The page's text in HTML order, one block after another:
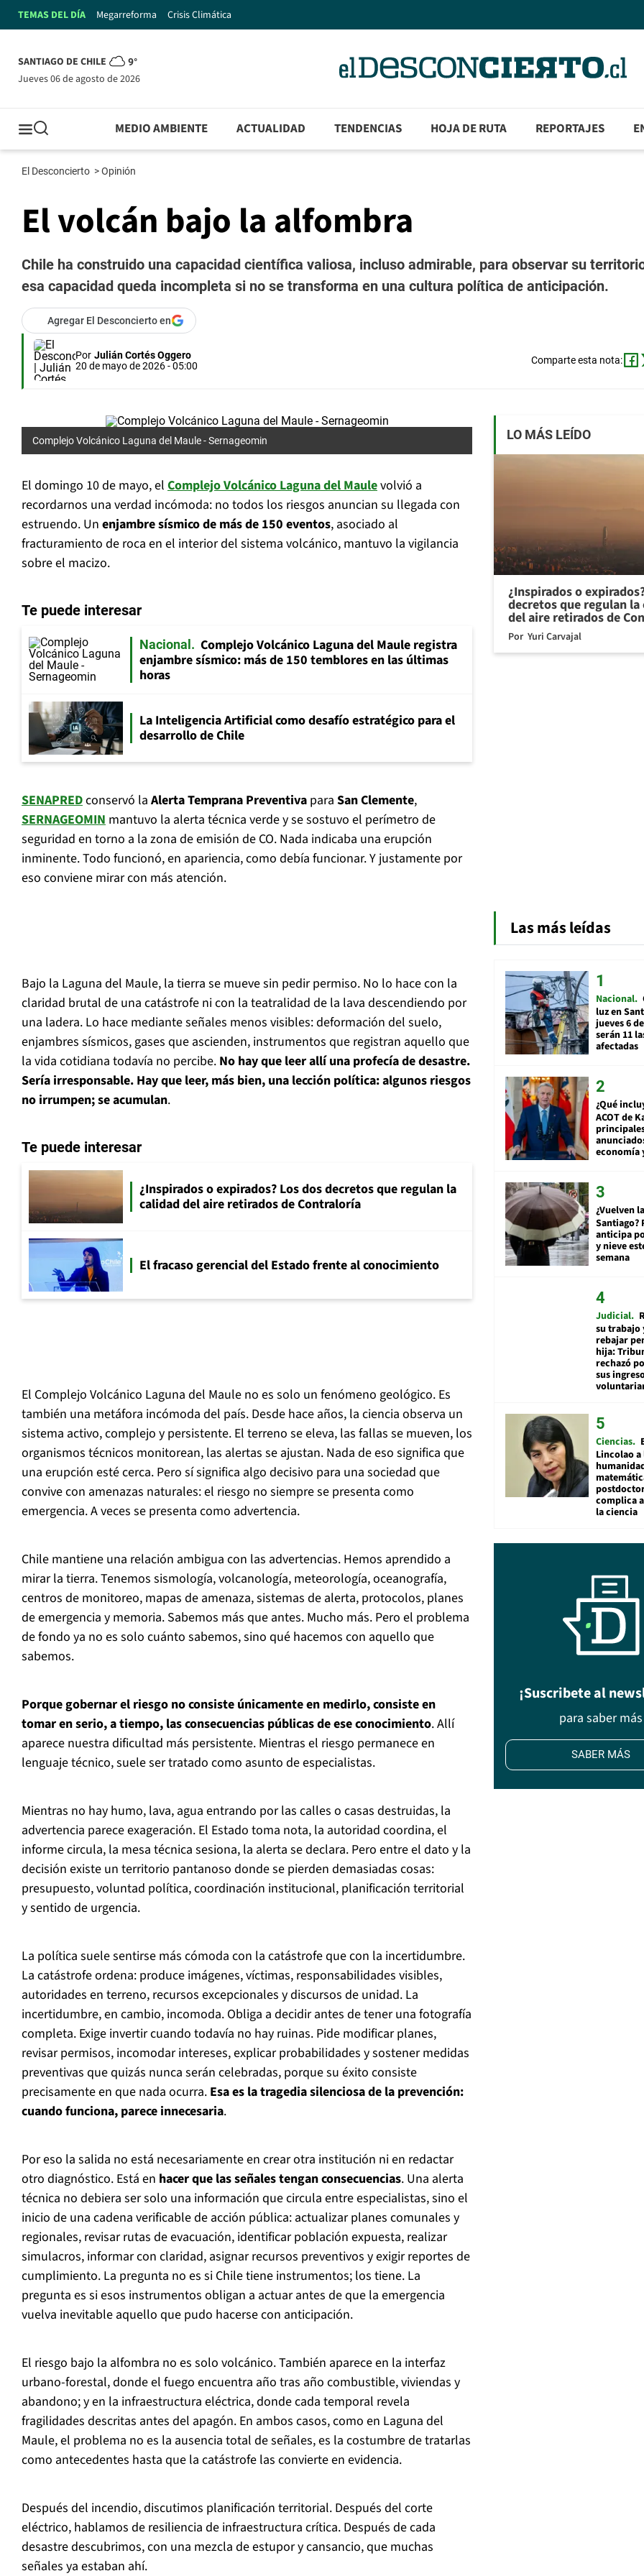
TEMAS DEL DÍA Megarreforma Crisis Climática
SANTIAGO DE CHILE 9°
jueves 06 de agosto de 2026
MEDIO AMBIENTE ACTUALIDAD TENDENCIAS HOJA DE RUTA REPORTAJES
El Desconcierto >Opinión
El volcán bajo la alfombra
Chile ha construido una capacidad científica valiosa, incluso admirable, para observar su
esa capacidad queda incompleta si no se transforma en una cultura política de anticipación.
Agregar El Desconcierto en
Por Julián Cortés Oggero
20 de mayo de 2026 - 05:00
Comparte esta nota:
Complejo Volcánico Laguna del Maule - Sernageomin
El domingo 10 de mayo, el Complejo Volcánico Laguna del Maulevolvió a
recordarnos una verdad incómoda: no todos los riesgos anuncian su llegada con
estruendo. Un enjambre sísmico de más de 150 eventos, asociado al
fracturamiento de roca en el interior del sistema volcánico, mantuvo la vigilancia
sobre el macizo.
Te puede interesar
Nacional
Complejo Volcánico Laguna del Maule registra
enjambre sísmico: más de 150 temblores en las últimas
horas
La Inteligencia Artificial como desafío estratégico para el
desarrollo de Chile
SENAPREDconservó la Alerta Temprana Preventiva para San Clemente,
SERNAGEOMIN mantuvo la alerta técnica verde y se sostuvo el perímetro de
seguridad en torno a la zona de emisión de CO. Nada indicaba una erupción
inminente. Todo funcionó, en apariencia, como debía funcionar. Y justamente por
eso conviene mirar con más atención.
Bajo la Laguna del Maule, la tierra se mueve sin pedir permiso. No lo hace con la
claridad brutal de una catástrofe ni con la teatralidad de la lava descendiendo por
una ladera. Lo hace mediante señales menos visibles: deformación del suelo,
enjambres sísmicos, gases que ascienden, instrumentos que registran aquello que
la vida cotidiana todavía no percibe. No hay que leer allí una profecía de desastre.
Sería irresponsable. Hay que leer, más bien, una lección política: algunos riesgos
no irrumpen; se acumulan.
Te puede interesar
¿Inspirados o expirados? Los dos decretos que regulan la
calidad del aire retirados de Contraloría
El fracaso gerencial del Estado frente al conocimiento
El Complejo Volcánico Laguna del Maule no es solo un fenómeno geológico. Es
también una metáfora incómoda del país. Desde hace años, la ciencia observa un
sistema activo, complejo y persistente. El terreno se eleva, las fallas se mueven, los
organismos técnicos monitorean, las alertas se ajustan. Nada de eso significa que
una erupción esté cerca. Pero sí significa algo decisivo para una sociedad que
convive con amenazas naturales: el riesgo no siempre se presenta como
emergencia. A veces se presenta como advertencia.
Chile mantiene una relación ambigua con las advertencias. Hemos aprendido a
mirar la tierra. Tenemos sismología, volcanología, meteorología, oceanografía,
centros de monitoreo, mapas de amenaza, sistemas de alerta, protocolos, planes
de emergencia y memoria. Sabemos más que antes. Mucho más. Pero el problema
de fondo ya no es solo cuánto sabemos, sino qué hacemos con aquello que
sabemos.
Porque gobernar el riesgo no consiste únicamente en medirlo, consiste en
tomar en serio, a tiempo, las consecuencias públicas de ese conocimiento. Allí
aparece nuestra dificultad más persistente. Mientras el riesgo permanece en
lenguaje técnico, suele ser tratado como asunto de especialistas.
Mientras no hay humo, lava, agua entrando por las calles o casas destruidas, la
advertencia parece exageración. El Estado toma nota, la autoridad coordina, el
informe circula, la mesa técnica sesiona, la alerta se declara. Pero entre el dato y la
decisión existe un territorio pantanoso donde se pierden demasiadas cosas:
presupuesto, voluntad política, coordinación institucional, planificación territorial
y sentido de urgencia.
La política suele sentirse más cómoda con la catástrofe que con la incertidumbre.
La catástrofe ordena: produce imágenes, víctimas, responsabilidades visibles,
autoridades en terreno, recursos excepcionales y discursos de unidad. La
incertidumbre, en cambio, incomoda. Obliga a decidir antes de tener una fotografía
completa. Exige invertir cuando todavía no hay ruinas. Pide modificar planes,
revisar permisos, incomodar intereses, explicar probabilidades y sostener medidas
preventivas que quizás nunca serán celebradas, porque su éxito consiste
precisamente en que nada ocurra. Esa es la tragedia silenciosa de la prevención:
cuando funciona, parece innecesaria.
Por eso la salida no está necesariamente en crear otra institución ni en redactar
otro diagnóstico. Está en hacer que las señales tengan consecuencias. Una alerta
técnica no debiera ser solo una información que circula entre especialistas, sino el
inicio de una cadena verificable de acción pública: actualizar planes comunales y
regionales, revisar rutas de evacuación, identificar población expuesta, realizar
simulacros, informar con claridad, asignar recursos preventivos y exigir reportes de
cumplimiento. La pregunta no es si Chile tiene instrumentos; los tiene. La
pregunta es si esos instrumentos obligan a actuar antes de que la emergencia
vuelva inevitable aquello que pudo hacerse con anticipación.
El riesgo bajo la alfombra no es solo volcánico. También aparece en la interfaz
urbano-forestal, donde el fuego encuentra año tras año combustible, viviendas y
abandono; y en la infraestructura eléctrica, donde cada temporal revela
fragilidades descritas antes del apagón. En ambos casos, como en Laguna del
Maule, el problema no es la ausencia total de señales, es la costumbre de tratarlas
como antecedentes hasta que la catástrofe las convierte en evidencia.
Después del incendio, discutimos planificación territorial. Después del corte
eléctrico, hablamos de resiliencia de infraestructura crítica. Después de cada
desastre descubrimos, con una mezcla de estupor y cansancio, que muchas
señales ya estaban ahí.
LO MÁS LEÍDO
¿Inspirados o
decretos que regulan la
del aire retirados de
Por Yuri Carvajal
Las más leídas
Nacional
luz en
jueves 6
serán 11
afectadas
¿Qué
ACOT de
economía
¿Vuelven
Santiago?
anticipa
y nieve
semana
Judicial
su trabajo
rebajar
hija:
rechazó
sus
Ciencias
Lincolao a
complica
la ciencia
¡Suscribete al
para saber más
SABER MÁS